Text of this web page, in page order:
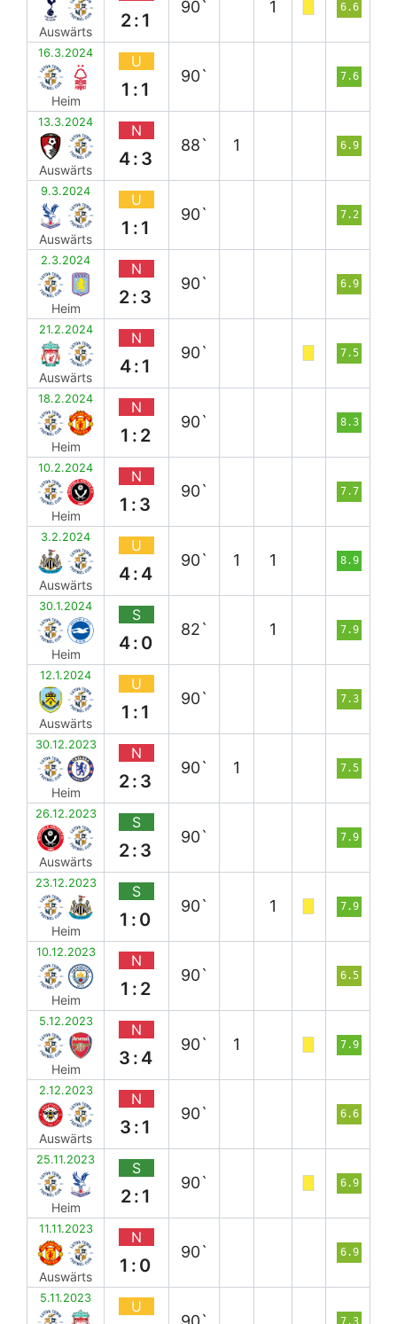
Auswärts
2:1
90` 1 6.6
16.3.2024
Heim
U
1:1
90` 7.6
13.3.2024
Auswärts
N
4:3
88` 1 6.9
9.3.2024
Auswärts
U
1:1
90` 7.2
2.3.2024
Heim
N
2:3
90` 6.9
21.2.2024
Auswärts
N
4:1
90` 7.5
18.2.2024
Heim
N
1:2
90` 8.3
10.2.2024
Heim
N
1:3
90` 7.7
3.2.2024
Auswärts
U
4:4
90` 1 1 8.9
30.1.2024
Heim
S
4:0
82` 1 7.9
12.1.2024
Auswärts
U
1:1
90` 7.3
30.12.2023
Heim
N
2:3
90` 1 7.5
26.12.2023
Auswärts
S
2:3
90` 7.9
23.12.2023
Heim
S
1:0
90` 1 7.9
10.12.2023
Heim
N
1:2
90` 6.5
5.12.2023
Heim
N
3:4
90` 1 7.9
2.12.2023
Auswärts
N
3:1
90` 6.6
25.11.2023
Heim
S
2:1
90` 6.9
11.11.2023
Auswärts
N
1:0
90` 6.9
5.11.2023 U
7.3